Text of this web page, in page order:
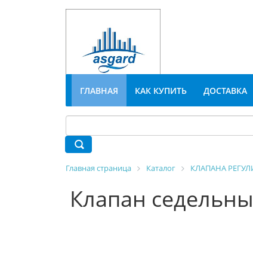
ГЛАВНАЯ КАК КУПИТЬ ДОСТАВКА
Главная страница Каталог КЛАПАНА
Клапан